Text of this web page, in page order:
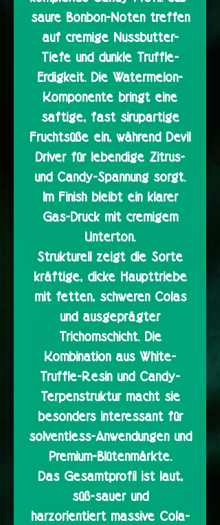
saure Bonbon-Noten treffen
auf cremige Nussbutter-
Tiefe und dunkle Truffle-
Erdigkeit. Die Watermelon-
Komponente bringt eine
saftige, fast sirupartige
Fruchtsüße ein, während Devil
Driver für lebendige Zitrus-
und Candy-Spannung sorgt.
Im Finish bleibt ein klarer
Gas-Druck mit cremigem
Unterton.
Strukturell zeigt die Sorte
kräftige, dicke Haupttriebe
mit fetten, schweren Colas
und ausgeprägter
Trichomschicht. Die
Kombination aus White-
Truffle-Resin und Candy-
Terpenstruktur macht sie
besonders interessant für
solventless-Anwendungen und
Premium-Blütenmärkte.
Das Gesamtprofil ist laut,
süß-sauer und
harzorientiert massive Cola-